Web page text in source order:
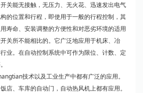
关能无接触，无压力、无火花、迅速发出电气
的位置和行程，即使用于一般的行程控制，其
寿命、安装调整的方便性和对恶劣环境的适用
关所不能相比的。它广泛地应用于机床、冶
业。在自动控制系统中可作为限位、计数、定
技术以及工业生产中都有广泛的应用。
店、车库的自动门，自动热风机上都有应用。